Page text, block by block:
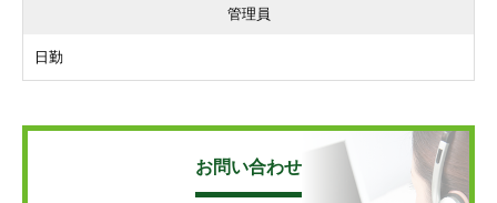
管理員
日勤
お問い合わせ